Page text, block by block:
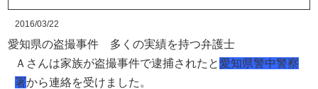
2016/03/22
愛知県の盗撮事件 多くの実績を持つ弁護士
Ａさんは家族が盗撮事件で逮捕されたと愛知県警中警察
署から連絡を受けました。